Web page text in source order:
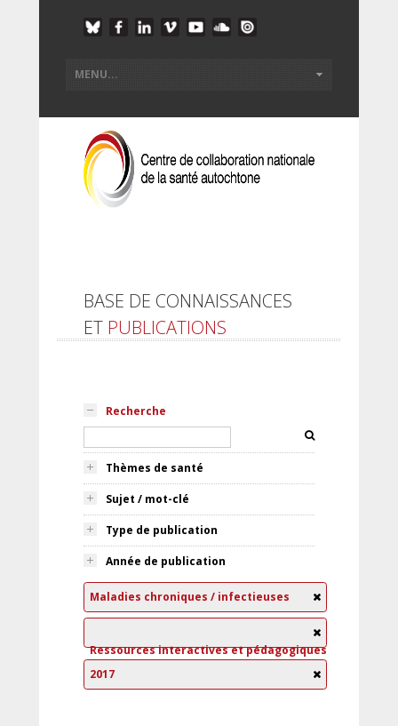
BASE DE CONNAISSANCES
ET PUBLICATIONS
Recherche
Thèmes de santé
Sujet / mot-clé
Type de publication
Année de publication
Maladies chroniques / infectieuses
Ressources interactives et pédagogiques
2017